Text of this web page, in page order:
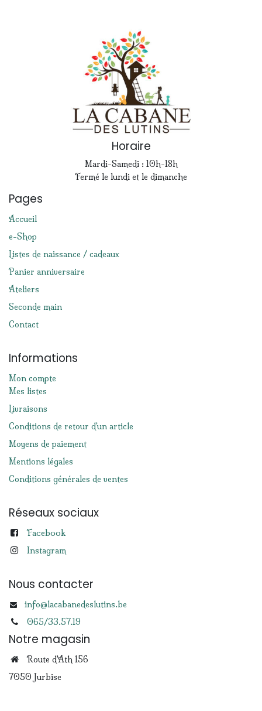
Horaire
Mardi-Samedi : 10h-18h
Fermé le lundi et le dimanche
Pages
Accueil
e-Shop
Listes de naissance / cadeaux
Panier anniversaire
Ateliers
Seconde main
Contact
Informations
Mon compte
Mes listes
Livraisons
Conditions de retour d'un article
Moyens de paiement
Mentions légales
Conditions générales de ventes
Réseaux sociaux
Facebook
Instagram
Nous contacter
info@lacabanedeslutins.be
065/33.57.19
Notre magasin
Route d'Ath 156
7050 Jurbise